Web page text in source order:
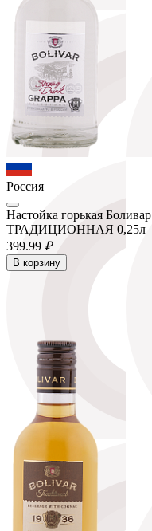
Россия
Настойка горькая Боливар
ТРАДИЦИОННАЯ 0,25л
399.99 ₽
В корзину